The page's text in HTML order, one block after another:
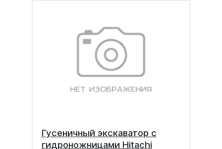
Гусеничный экскаватор с
гидроножницами Hitachi